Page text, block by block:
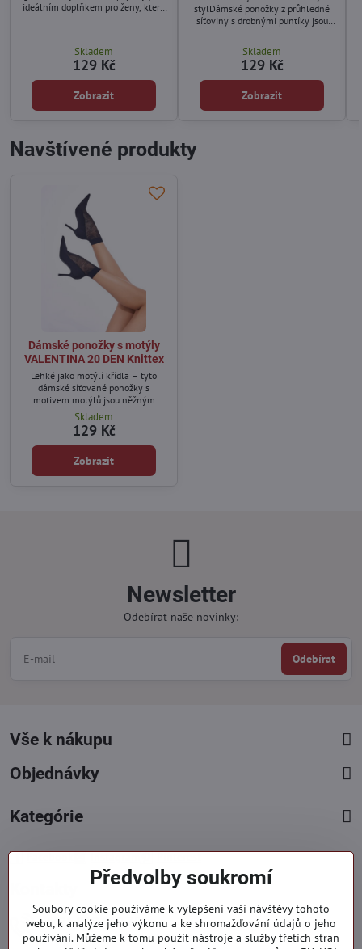
ideálním doplňkem pro ženy, které
hodí k mokasínám, polobotkám
nebo kotníkovým botám.
Skladem
129 Kč
Zobrazit
stylDámské ponožky z průhledné
síťoviny s drobnými puntíky jsou
mají rády jednoduchý, ale působivý
vzhled. Klasický puntíkovaný vzor
působí žensky a elegantně, snadno
se kombinuje s různými outfity – od
ležérních až po formální. Skvěle
sedí k balerínám, mokasínám či
Skladem
129 Kč
Zobrazit
Navštívené produkty
Dámské ponožky s motýly
VALENTINA 20 DEN Knittex
Lehké jako motýlí křídla – tyto
dámské síťované ponožky s
motivem motýlů jsou něžným
doplňkem, který oživí každý outfit.
Vzor malých motýlků dodává šarm,
lehkost a ženskost i těm
nejjednodušším stylizacím.
Skladem
129 Kč
Zobrazit
Newsletter
Odebírat naše novinky:
Odebírat
Vše k nákupu
Objednávky
Kategórie
+421 919 060 751
Pondělí - Pátek : 09:00 - 15:00 hod.
Předvolby soukromí
Soubory cookie používáme k vylepšení vaší návštěvy tohoto
webu, k analýze jeho výkonu a ke shromažďování údajů o jeho
používání. Můžeme k tomu použít nástroje a služby třetích stran